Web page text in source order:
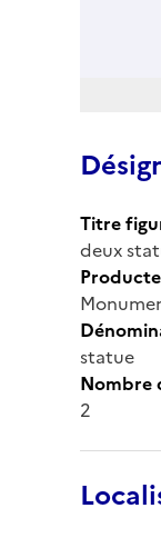
Titre
deux
statue
Nombre
2